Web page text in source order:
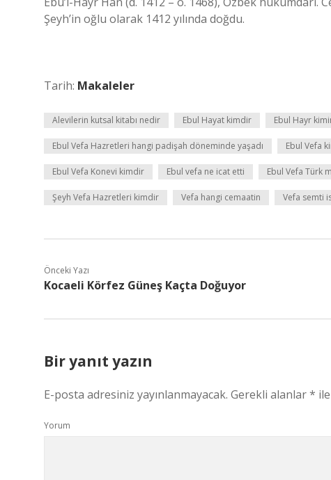
Şeyh’in oğlu olarak 1412 yılında doğdu.
Tarih: Makaleler
Alevilerin kutsal kitabı nedir Ebul Hayat kimdir Ebul Hayr
Ebul Vefa Hazretleri hangi padişah döneminde yaşadı Ebul Vefa
Ebul Vefa Konevi kimdir Ebul vefa ne icat etti Ebul Vefa Türk
Şeyh Vefa Hazretleri kimdir Vefa hangi cemaatin Vefa semti
Önceki Yazı
Kocaeli Körfez Güneş Kaçta Doğuyor
Bir yanıt yazın
E-posta adresiniz yayınlanmayacak. Gerekli alanlar*
Yorum